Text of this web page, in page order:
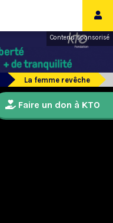
Contenu sponsorisé
La femme revêche
Faire un don à KTO